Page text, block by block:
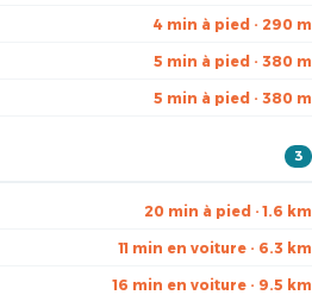
4 min à pied · 290 m
5 min à pied · 380 m
5 min à pied · 380 m
3
20 min à pied · 1.6 km
11 min en voiture · 6.3 km
16 min en voiture · 9.5 km